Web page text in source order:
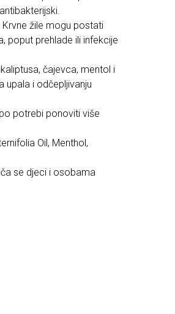
žile mogu postati
poput prehlade ili infekcije
čajevca, mentol i
upala i odčepljivanju
potrebi ponoviti više
Oil, Menthol,
se djeci i osobama